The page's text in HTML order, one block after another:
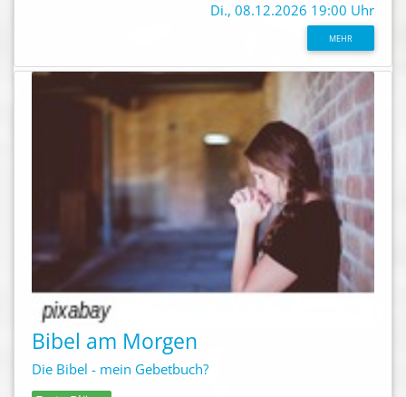
Di., 08.12.2026 19:00 Uhr
MEHR
Bibel am Morgen
Die Bibel - mein Gebetbuch?